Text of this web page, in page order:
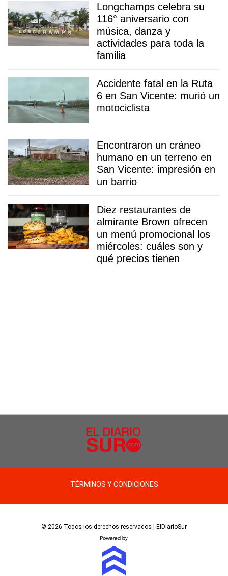
Longchamps celebra su
116° aniversario con
música, danza y
actividades para toda la
familia
Accidente fatal en la Ruta
6 en San Vicente: murió un
motociclista
Encontraron un cráneo
humano en un terreno en
San Vicente: impresión en
un barrio
Diez restaurantes de
almirante Brown ofrecen
un menú promocional los
miércoles: cuáles son y
qué precios tienen
TÉRMINOS Y CONDICIONES
© 2026 Todos los derechos reservados | ElDiarioSur